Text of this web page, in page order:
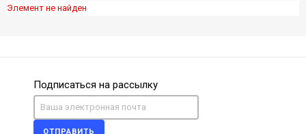
Элемент не найден
Подписаться на рассылку
ОТПРАВИТЬ